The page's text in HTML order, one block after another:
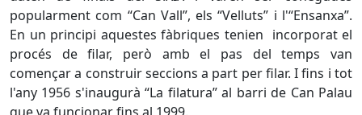
popularment com “Can Vall”, els “Velluts” i l'“Ensanxa”.
En un principi aquestes fàbriques tenien incorporat el
procés de filar, però amb el pas del temps van
començar a construir seccions a part per filar. I fins i tot
l'any 1956 s'inaugurà “La filatura” al barri de Can Palau